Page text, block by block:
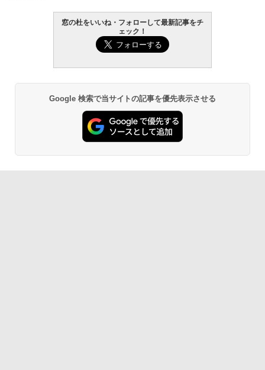
窓の杜をいいね・フォローして最新記事をチ
ェック！
Google 検索で当サイトの記事を優先表示させる